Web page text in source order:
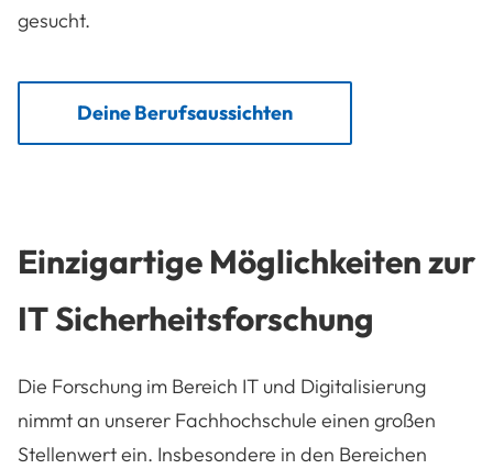
gesucht.
Deine Berufsaussichten
Einzigartige Möglichkeiten zur
IT Sicherheitsforschung
Die Forschung im Bereich IT und Digitalisierung
nimmt an unserer Fachhochschule einen großen
Stellenwert ein. Insbesondere in den Bereichen